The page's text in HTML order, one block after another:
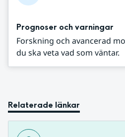
Prognoser och varningar
Forskning och avancerad
du ska veta vad som väntar.
Relaterade länkar